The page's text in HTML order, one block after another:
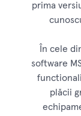
prima
În cele
software
plăcii